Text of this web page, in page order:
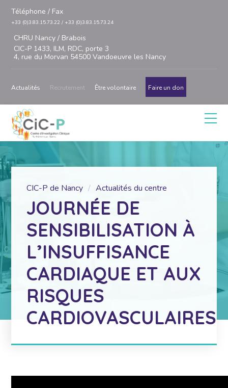
Téléphone / Fax
+33 (0)3.83.15.73.22 / +33 (0)3.83.15.73.24
CHRU Nancy / Brabois
CIC-P 1433, ILM, RDC, porte 3
4, rue du Morvan 54500 Vandoeuvre les Nancy
Actualités Recrutement Être volontaire Faire un don
CIC-P de Nancy Actualités du centre
JOURNÉE DE
SENSIBILISATION À
L’INSUFFISANCE
CARDIAQUE ET AUX
RISQUES
CARDIOVASCULAIRES